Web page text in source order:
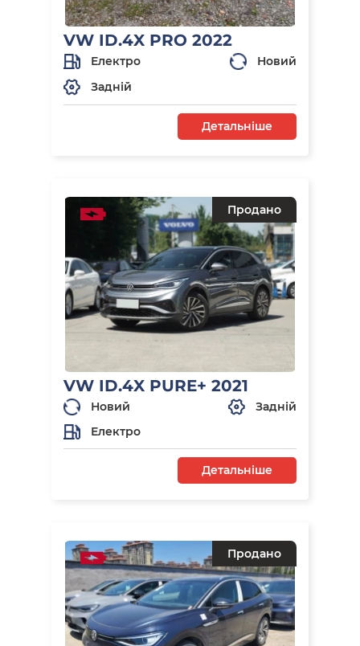
VW ID.4X PRO 2022
Електро
Новий
Задній
Детальніше
Продано
VW ID.4X PURE+ 2021
Новий
Задній
Електро
Детальніше
Продано